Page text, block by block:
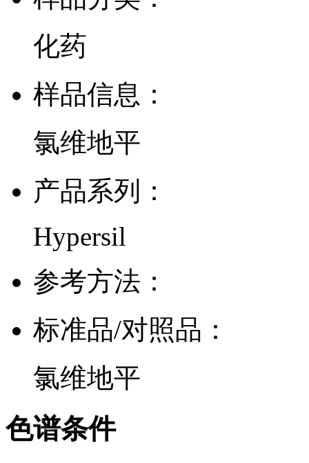
化药
样品信息：
氯维地平
产品系列：
Hypersil
参考方法：
标准品/对照品：
氯维地平
色谱条件